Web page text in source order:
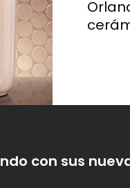
Un formato que
de los
más visionarias
pensados
un simple
proyecto nace de una
de la
de
con sus